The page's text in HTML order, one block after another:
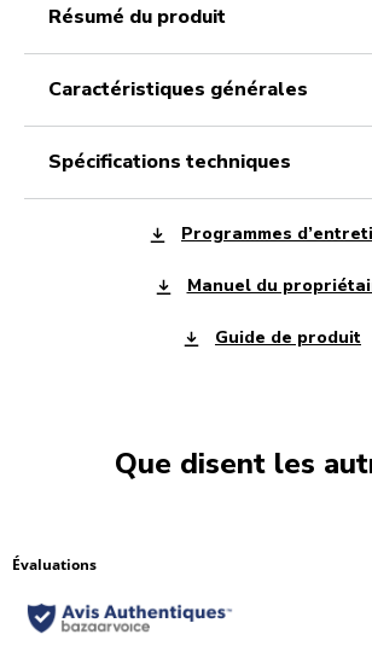
résumé du produit
caractéristiques générales
spécifications techniques
Programmes
Manuel du
Guide de produit
Que disent les
Évaluations